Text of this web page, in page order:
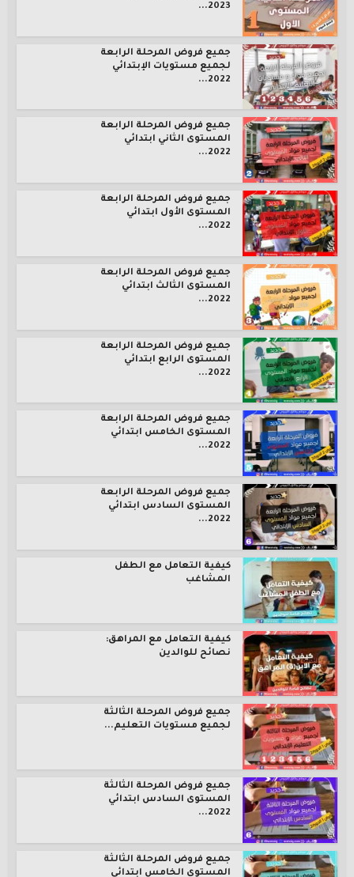
2023...
جميع فروض المرحلة الرابعة
لجميع مستويات الإبتدائي
2022...
جميع فروض المرحلة الرابعة
المستوى الثاني ابتدائي
2022...
جميع فروض المرحلة الرابعة
المستوى الأول ابتدائي
2022...
جميع فروض المرحلة الرابعة
المستوى الثالث ابتدائي
2022...
جميع فروض المرحلة الرابعة
المستوى الرابع ابتدائي
2022...
جميع فروض المرحلة الرابعة
المستوى الخامس ابتدائي
2022...
جميع فروض المرحلة الرابعة
المستوى السادس ابتدائي
2022...
كيفية التعامل مع الطفل
المشاغب
كيفية التعامل مع المراهق:
نصائح للوالدين
جميع فروض المرحلة الثالثة
لجميع مستويات التعليم...
جميع فروض المرحلة الثالثة
المستوى السادس ابتدائي
2022...
جميع فروض المرحلة الثالثة
المستوى الخامس ابتدائي